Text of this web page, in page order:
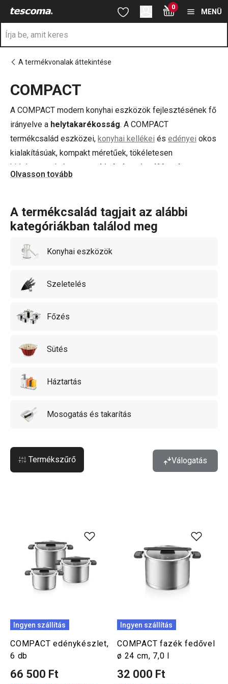
Ugrás a fő tartalomhoz
Ugrás a kereséshez
Ugrás a navigációhoz 0
MENÜ
A termékvonalak áttekintése
COMPACT
A COMPACT modern konyhai eszközök fejlesztésének fő
irányelve a helytakarékosság. A COMPACT
termékcsalád eszközei, konyhai kellékei és edényei okos
kialakításúak, kompakt méretűek, tökéletesen
kidolgozottak és nagyon kis helyen is elférnek
Olvasson tovább
A termékcsalád tagjait az alábbi
kategóriákban találod meg
Konyhai eszközök
Szeletelés
Főzés
Sütés
Háztartás
Mosogatás és takarítás
Termékszűrő Válogatás
Ingyen szállítás
COMPACT edénykészlet,
6 db
66 500 Ft
Ingyen szállítás
COMPACT fazék fedővel
ø 24 cm, 7,0 l
32 000 Ft